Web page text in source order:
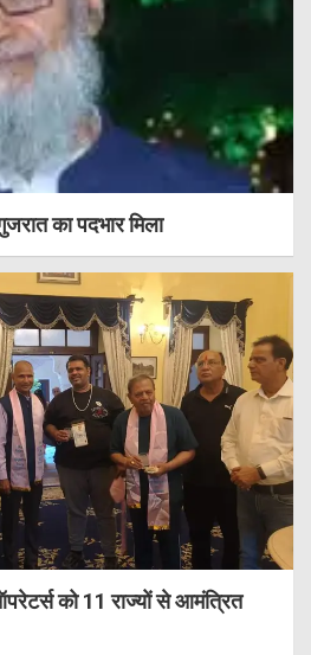
का पदभार मिला
को 11 राज्यों से आमंत्रित